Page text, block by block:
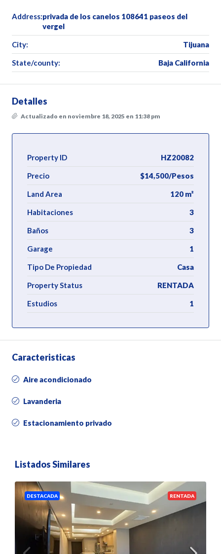
Address:privada de los canelos 108641 paseos del
vergel
City: Tijuana
State/county: Baja California
Detalles
Actualizado en noviembre 18, 2025 en 11:38 pm
Property ID HZ20082
Precio $14,500/Pesos
Land Area 120 m²
Habitaciones 3
Baños 3
Garage 1
Tipo De Propiedad Casa
Property Status RENTADA
Estudios 1
Caracteristicas
Aire acondicionado
Lavanderia
Estacionamiento privado
Listados Similares
DESTACADA RENTADA